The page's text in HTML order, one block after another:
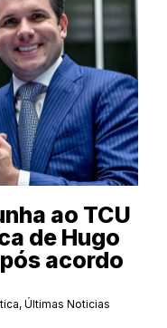
ao TCU
de Hugo
acordo
,Últimas Noticias